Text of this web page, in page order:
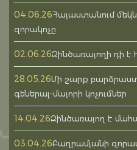
04.06.26Հայաստանում
զորակոչը
02.06.26Զինծառայողի դի է
28.05.26Մի շարք
գեներալ-մայորի կոչումներ
14.04.26Զինծառայող է
03.04.26Բաղրամյանի